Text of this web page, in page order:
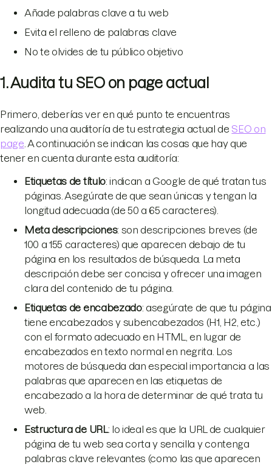
Añade palabras clave a tu web
Evita el relleno de palabras clave
No te olvides de tu público objetivo
1. Audita tu SEO on page actual
Primero, deberías ver en qué punto te encuentras
realizando una auditoría de tu estrategia actual de SEO on
page . A continuación se indican las cosas que hay que
tener en cuenta durante esta auditoría:
Etiquetas de título: indican a Google de qué tratan tus
páginas. Asegúrate de que sean únicas y tengan la
longitud adecuada (de 50 a 65 caracteres).
Meta descripciones: son descripciones breves (de
100 a 155 caracteres) que aparecen debajo de tu
página en los resultados de búsqueda. La meta
descripción debe ser concisa y ofrecer una imagen
clara del contenido de tu página.
Etiquetas de encabezado: asegúrate de que tu página
tiene encabezados y subencabezados (H1, H2, etc.)
con el formato adecuado en HTML, en lugar de
encabezados en texto normal en negrita. Los
motores de búsqueda dan especial importancia a las
palabras que aparecen en las etiquetas de
encabezado a la hora de determinar de qué trata tu
web.
Estructura de URL: lo ideal es que la URL de cualquier
página de tu web sea corta y sencilla y contenga
palabras clave relevantes (como las que aparecen